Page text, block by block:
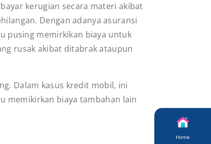
Home
kerugian secara materi akibat
Dengan adanya asuransi
pusing memirkikan biaya untuk
rusak akibat ditabrak ataupun
Dalam kasus kredit mobil, ini
memikirkan biaya tambahan lain